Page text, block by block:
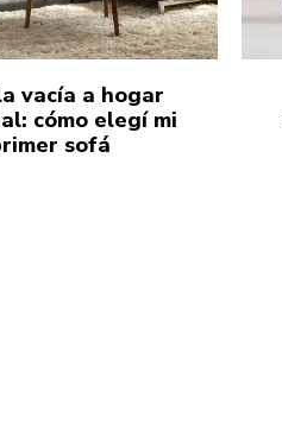
vacía a hogar
cómo elegí mi
sofá